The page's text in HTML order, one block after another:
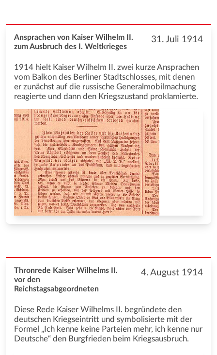
31. Juli 1914
Ansprachen von Kaiser Wilhelm II.
zum Ausbruch des I. Weltkrieges
1914 hielt Kaiser Wilhelm II. zwei kurze Ansprachen
vom Balkon des Berliner Stadtschlosses, mit denen
er zunächst auf die russische Generalmobilmachung
reagierte und dann den Kriegszustand proklamierte.
4. August 1914
Thronrede Kaiser Wilhelms II.
vor den
Reichstagsabgeordneten
Diese Rede Kaiser Wilhelms II. begründete den
deutschen Kriegseintritt und symbolisierte mit der
Formel „Ich kenne keine Parteien mehr, ich kenne nur
Deutsche“ den Burgfrieden beim Kriegsausbruch.